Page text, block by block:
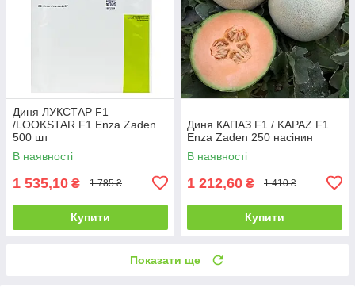
Диня ЛУКСТАР F1
/LOOKSTAR F1 Enza Zaden
500 шт
В наявності
1 535,10 ₴ 1 785 ₴
Купити
Диня КАПАЗ F1 / KAPAZ F1
Enza Zaden 250 насінин
В наявності
1 212,60 ₴ 1 410 ₴
Купити
Показати ще